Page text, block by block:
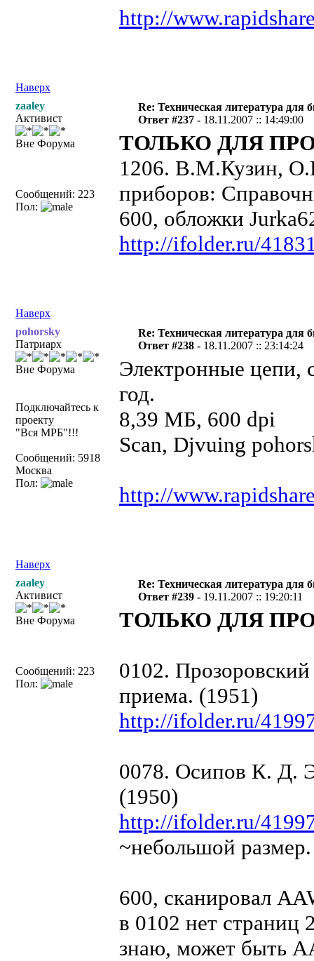
http://
Наверх
zaaley
Активист
Вне Форума
Сообщений: 223
Пол:
Re: Техническая литература для
Ответ #237 - 18.11.2007 :: 14:49:00
ТОЛЬКО ДЛЯ
1206. В.М.Кузин,
приборов:
600, обложки
http://ifolder.ru/
Наверх
pohorsky
Патриарх
Вне Форума
Подключайтесь к
проекту
"Вся МРБ"!!!
Сообщений: 5918
Москва
Пол:
Re: Техническая литература для
Ответ #238 - 18.11.2007 :: 23:14:24
Электронные
год.
8,39 МБ, 600
Scan, Djvuing
http://
Наверх
zaaley
Активист
Вне Форума
Сообщений: 223
Пол:
Re: Техническая литература для
Ответ #239 - 19.11.2007 :: 19:20:11
ТОЛЬКО ДЛЯ
0102.
приема. (1951)
http://ifolder.ru/
0078. Осипов К. Д.
(1950)
http://ifolder.ru/
~небольшой размер.
600, сканировал
в 0102 нет страниц
знаю, может быть